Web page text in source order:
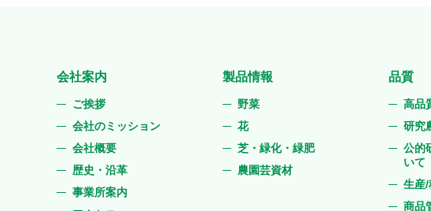
会社案内
ご挨拶
会社のミッション
会社概要
歴史・沿革
事業所案内
製品情報
野菜
花
芝・緑化・緑肥
農園芸資材
品質
高品
研究
公的
いて
生産/
商品